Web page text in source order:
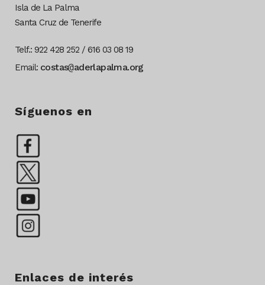
Isla de La Palma
Santa Cruz de Tenerife
Telf.: 922 428 252 / 616 03 08 19
Email: costas@aderlapalma.org
Síguenos en
Enlaces de interés